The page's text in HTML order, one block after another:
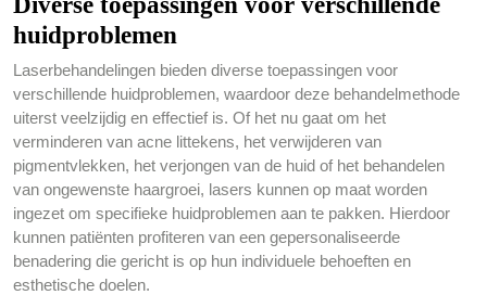
huidproblemen
Laserbehandelingen bieden diverse toepassingen voor
verschillende huidproblemen, waardoor deze behandelmethode
uiterst veelzijdig en effectief is. Of het nu gaat om het
verminderen van acne littekens, het verwijderen van
pigmentvlekken, het verjongen van de huid of het behandelen
van ongewenste haargroei, lasers kunnen op maat worden
ingezet om specifieke huidproblemen aan te pakken. Hierdoor
kunnen patiënten profiteren van een gepersonaliseerde
benadering die gericht is op hun individuele behoeften en
esthetische doelen.